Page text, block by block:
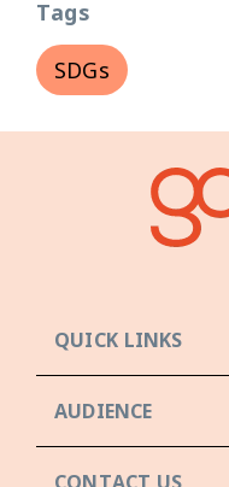
Tags
SDGs
QUICK LINKS
AUDIENCE
CONTACT US